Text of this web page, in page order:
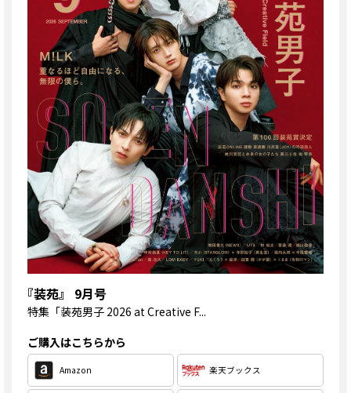
『装苑』 9月号
特集 「装苑男子 2026 at Creative F...
ご購入はこちらから
Amazon 楽天ブックス